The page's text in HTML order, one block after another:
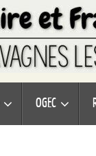
OGEC